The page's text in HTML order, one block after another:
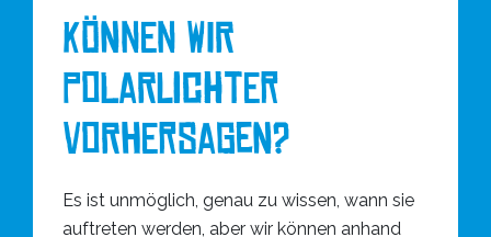
KÖNNEN WIR
POLARLICHTER
VORHERSAGEN?
Es ist unmöglich, genau zu wissen, wann sie
auftreten werden, aber wir können anhand